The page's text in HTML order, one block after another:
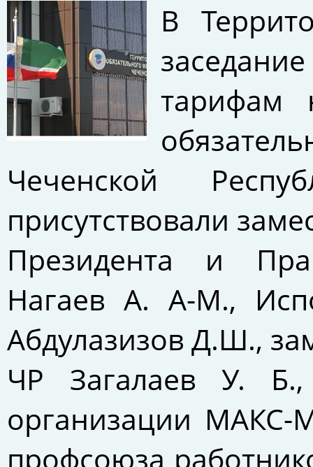
В
тарифам
Чеченской
присутствовали
Президента и
Нагаев А. А-М.,
Абдулазизов Д.Ш.,
ЧР Загалаев У. Б.,
организации МАКС-
профсоюза